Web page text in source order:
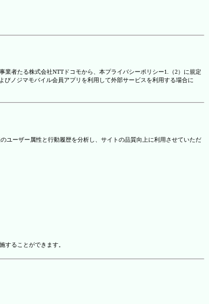
者たる株式会社NTTドコモから、本プライバシーポリシー1.（2）に規定
ノジマモバイル会員アプリを利用して外部サービスを利用する場合に
ユーザー属性と行動履歴を分析し、サイトの品質向上に利用させていただ
することができます。